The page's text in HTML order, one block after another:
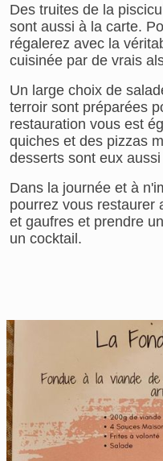
Des truites de la
sont aussi à la carte.
régalerez avec la
cuisinée par de vrais
Un large choix de
terroir sont préparées
restauration vous est
quiches et des pizzas
desserts sont eux
Dans la journée et à
pourrez vous restaurer
et gaufres et prendre
un cocktail.